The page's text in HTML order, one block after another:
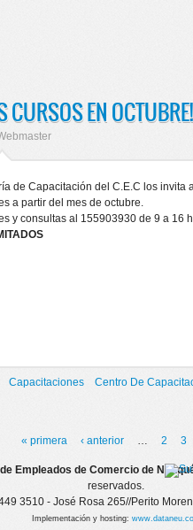
CURSOS EN
de Capacitación del C.E.C los
a partir del mes de octubre.
y consultas al 155903930 de 9 a 16
Capacitaciones
Centro De
« primera ‹ anterior … 2 3
Empleados de Comercio de
reservados.
3510 - José Rosa 265//Perito
Implementación y hosting: